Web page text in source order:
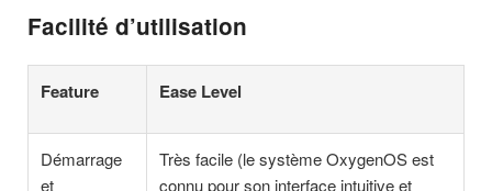
Facilité d’utilisation
Feature Ease Level
Démarrage
et
Très facile (le système OxygenOS est
connu pour son interface intuitive et